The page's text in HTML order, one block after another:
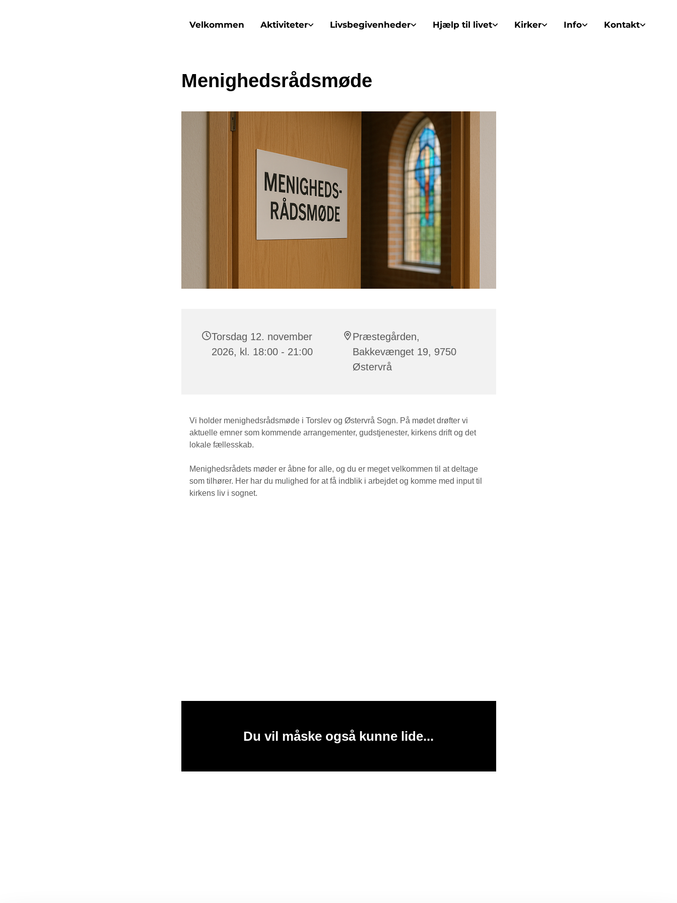
Velkommen Aktiviteter Livsbegivenheder Hjælp til livet Kirker Info Kontakt
Menighedsrådsmøde
Torsdag 12. november
2026, kl. 18:00 - 21:00
Præstegården,
Bakkevænget 19, 9750
Østervrå
Vi holder menighedsrådsmøde i Torslev og Østervrå Sogn. På mødet drøfter vi
aktuelle emner som kommende arrangementer, gudstjenester, kirkens drift og det
lokale fællesskab.
Menighedsrådets møder er åbne for alle, og du er meget velkommen til at deltage
som tilhører. Her har du mulighed for at få indblik i arbejdet og komme med input til
kirkens liv i sognet.
Du vil måske også kunne lide...